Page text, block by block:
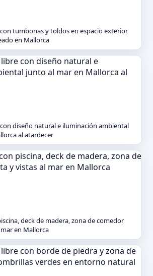
tumbonas y toldos en espacio exterior
en Mallorca
diseño natural e iluminación ambiental
al atardecer
deck de madera, zona de comedor
en Mallorca